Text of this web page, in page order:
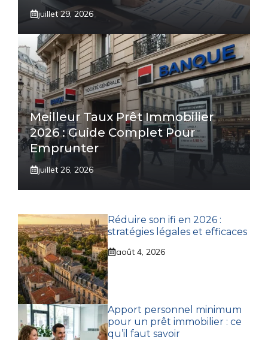
juillet 29, 2026
Meilleur Taux Prêt Immobilier
2026 : Guide Complet Pour
Emprunter
juillet 26, 2026
Réduire son ifi en 2026 :
stratégies légales et efficaces
août 4, 2026
Apport personnel minimum
pour un prêt immobilier : ce
qu’il faut savoir